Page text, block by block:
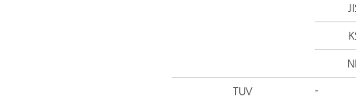
TUV -